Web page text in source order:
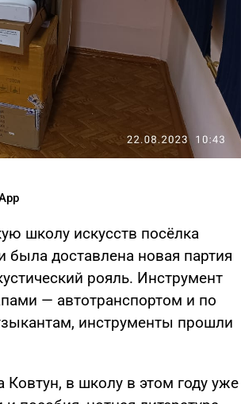
школу искусств посёлка
была доставлена новая партия
рояль. Инструмент
— автотранспортом и по
инструменты прошли
Ковтун, в школу в этом году уже